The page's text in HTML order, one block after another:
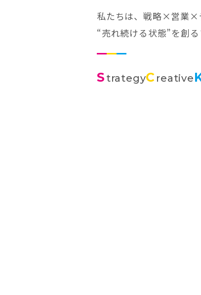
私たちは、戦略×営業×
“売れ続ける状態”を創
S trategyC reative